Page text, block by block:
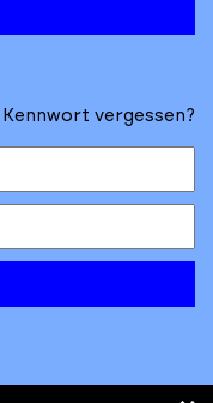
Kennwort vergessen?